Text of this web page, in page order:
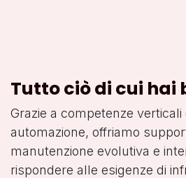
Tutto ciò di cui hai
Grazie a competenze
automazione, offriamo
manutenzione evolutiva e
rispondere alle esigenze di